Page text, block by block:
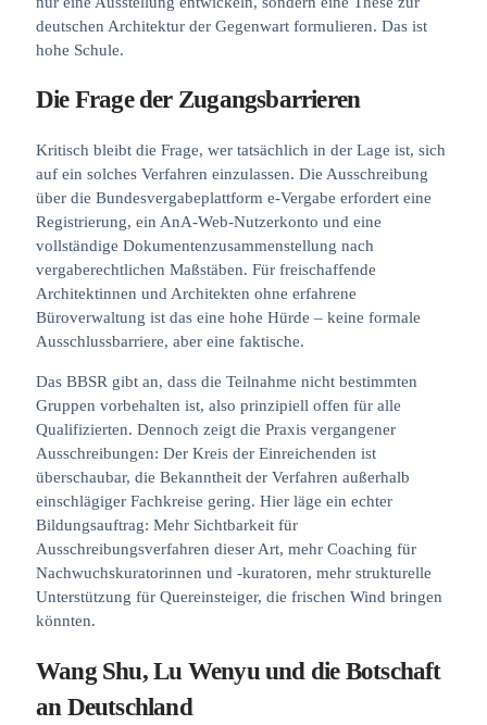
deutschen Architektur der Gegenwart formulieren. Das ist
hohe Schule.
Die Frage der Zugangsbarrieren
Kritisch bleibt die Frage, wer tatsächlich in der Lage ist, sich
auf ein solches Verfahren einzulassen. Die Ausschreibung
über die Bundesvergabeplattform e-Vergabe erfordert eine
Registrierung, ein AnA-Web-Nutzerkonto und eine
vollständige Dokumentenzusammenstellung nach
vergaberechtlichen Maßstäben. Für freischaffende
Architektinnen und Architekten ohne erfahrene
Büroverwaltung ist das eine hohe Hürde – keine formale
Ausschlussbarriere, aber eine faktische.
Das BBSR gibt an, dass die Teilnahme nicht bestimmten
Gruppen vorbehalten ist, also prinzipiell offen für alle
Qualifizierten. Dennoch zeigt die Praxis vergangener
Ausschreibungen: Der Kreis der Einreichenden ist
überschaubar, die Bekanntheit der Verfahren außerhalb
einschlägiger Fachkreise gering. Hier läge ein echter
Bildungsauftrag: Mehr Sichtbarkeit für
Ausschreibungsverfahren dieser Art, mehr Coaching für
Nachwuchskuratorinnen und -kuratoren, mehr strukturelle
Unterstützung für Quereinsteiger, die frischen Wind bringen
könnten.
Wang Shu, Lu Wenyu und die Botschaft
an Deutschland